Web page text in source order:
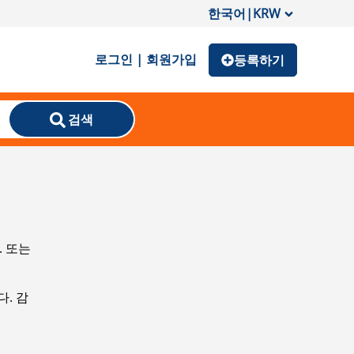
한국어|KRW
로그인 | 회원가입 등록하기
검색
또는
. 감